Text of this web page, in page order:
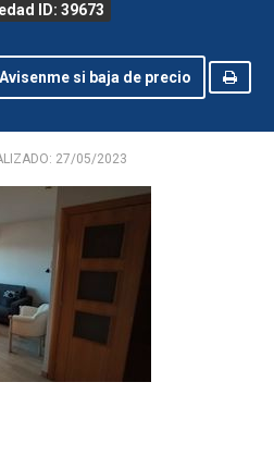
ID: 39673
Avisenme si baja de precio
27/05/2023